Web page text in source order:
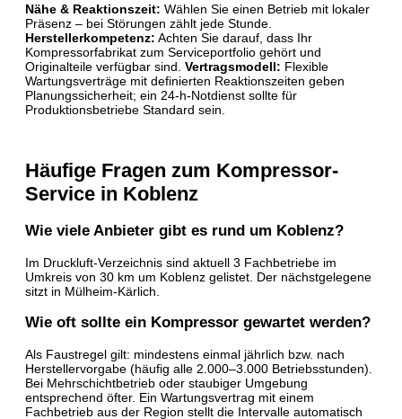
Nähe & Reaktionszeit: Wählen Sie einen Betrieb mit lokaler
Präsenz – bei Störungen zählt jede Stunde.
Herstellerkompetenz: Achten Sie darauf, dass Ihr
Kompressorfabrikat zum Serviceportfolio gehört und
Originalteile verfügbar sind. Vertragsmodell: Flexible
Wartungsverträge mit definierten Reaktionszeiten geben
Planungssicherheit; ein 24-h-Notdienst sollte für
Produktionsbetriebe Standard sein.
Häufige Fragen zum Kompressor-
Service in Koblenz
Wie viele Anbieter gibt es rund um Koblenz?
Im Druckluft-Verzeichnis sind aktuell 3 Fachbetriebe im
Umkreis von 30 km um Koblenz gelistet. Der nächstgelegene
sitzt in Mülheim-Kärlich.
Wie oft sollte ein Kompressor gewartet werden?
Als Faustregel gilt: mindestens einmal jährlich bzw. nach
Herstellervorgabe (häufig alle 2.000–3.000 Betriebsstunden).
Bei Mehrschichtbetrieb oder staubiger Umgebung
entsprechend öfter. Ein Wartungsvertrag mit einem
Fachbetrieb aus der Region stellt die Intervalle automatisch